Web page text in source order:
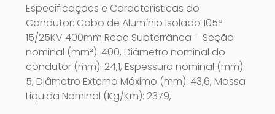
Especificações e Características do
Condutor: Cabo de Alumínio Isolado 105º
15/25KV 400mm Rede Subterrânea – Seção
nominal (mm²): 400, Diâmetro nominal do
condutor (mm): 24,1, Espessura nominal (mm):
5, Diâmetro Externo Máximo (mm): 43,6, Massa
Liquida Nominal (Kg/Km): 2379,